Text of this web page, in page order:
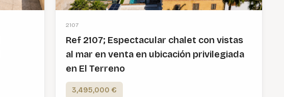
2107
Ref 2107; Espectacular chalet con vistas
al mar en venta en ubicación privilegiada
en El Terreno
3,495,000 €